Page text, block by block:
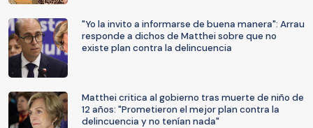
"Yo la invito a informarse de buena manera": Arrau
responde a dichos de Matthei sobre que no
existe plan contra la delincuencia
Matthei critica al gobierno tras muerte de niño de
12 años: "Prometieron el mejor plan contra la
delincuencia y no tenían nada"